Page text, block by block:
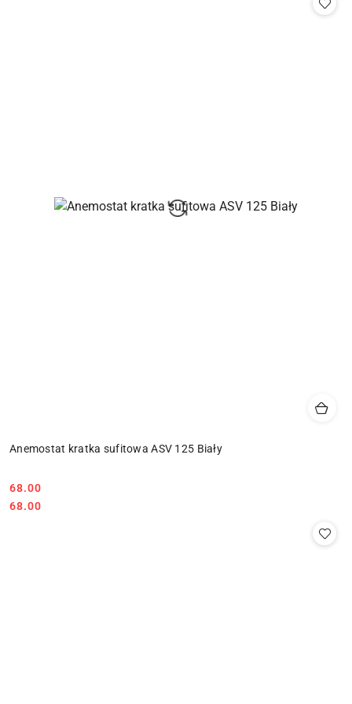
Anemostat kratka sufitowa ASV 125 Biały
Cena:
68.00
Cena:
68.00